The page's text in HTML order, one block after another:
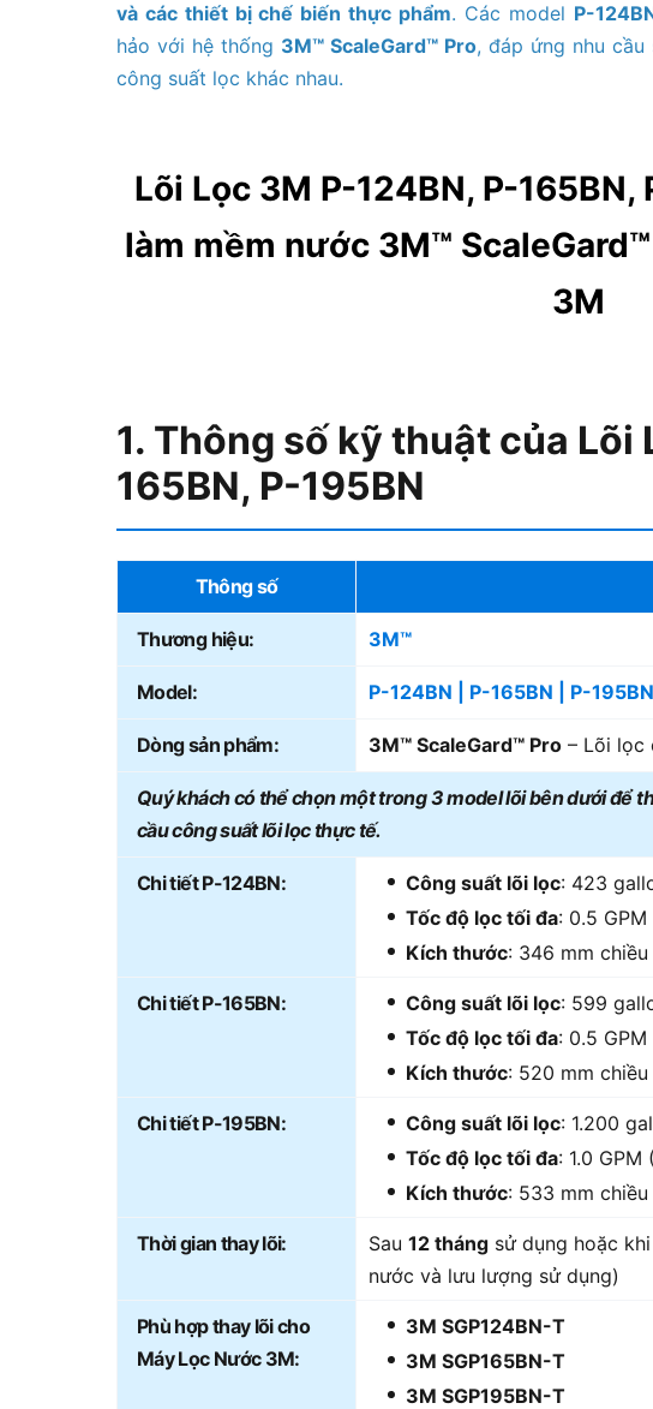
và các thiết bị chế biến thực phẩm. Các model P-
hảo với hệ thống 3M™ ScaleGard™ Pro, đáp ứng nhu
công suất lọc khác nhau.
Lõi Lọc 3M P-124BN, P-165BN,
làm mềm nước 3M™
3M
1. Thông số kỹ thuật của Lõi
165BN, P-195BN
Thông số
Thương hiệu: 3M™
Model: P-124BN | P-165BN | P-195BN
Dòng sản phẩm: 3M™ ScaleGard™ Pro – Lõi lọc
Quý khách có thể chọn một trong 3 model lõi bên dưới để
cầu công suất lõi lọc thực tế.
Chi tiết P-124BN: Công suất lõi lọc: 423
Tốc độ lọc tối đa: 0.5 GPM
Kích thước: 346 mm
Chi tiết P-165BN: Công suất lõi lọc: 599
Tốc độ lọc tối đa: 0.5 GPM
Kích thước: 520 mm
Chi tiết P-195BN: Công suất lõi lọc: 1.200
Tốc độ lọc tối đa: 1.0 GPM
Kích thước: 533 mm
Thời gian thay lõi: Sau 12 tháng sử dụng hoặc
nước và lưu lượng sử dụng)
Phù hợp thay lõi cho
Máy Lọc Nước 3M:
3M SGP124BN-T
3M SGP165BN-T
3M SGP195BN-T